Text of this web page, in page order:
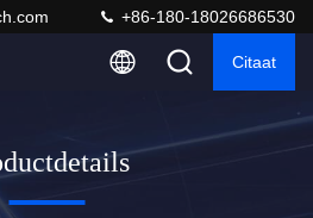
+86-180-18026686530
Citaat